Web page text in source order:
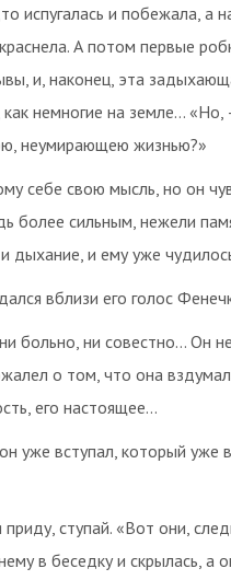
испугалась и побежала, а
А потом первые
и, наконец, эта
немногие на земле…
неумирающею жизнью?»
себе свою мысль, но он
более сильным, нежели
дыхание, и ему уже
вблизи его голос
больно, ни совестно… Он
о том, что она
его настоящее…
уже вступал, который уже
ступай. «Вот они,
в беседку и скрылась, а